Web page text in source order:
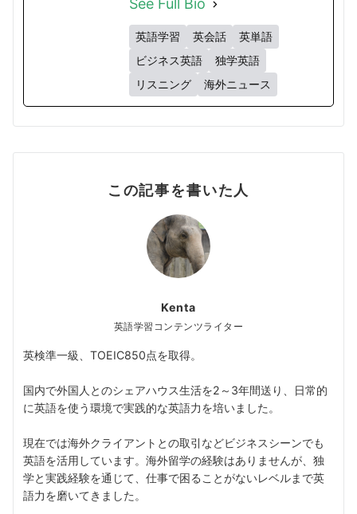
See Full Bio
英語学習 英会話
英単語
ビジネス英語
独学英語
リスニング
海外ニュース
この記事を書いた人
Kenta
英語学習コンテンツライター
英検準一級、TOEIC850点を取得。
国内で外国人とのシェアハウス生活を2～3年間送り、日常的
に英語を使う環境で実践的な英語力を培いました。
現在では海外クライアントとの取引などビジネスシーンでも
英語を活用しています。海外留学の経験はありませんが、独
学と実践経験を通じて、仕事で困ることがないレベルまで英
語力を磨いてきました。